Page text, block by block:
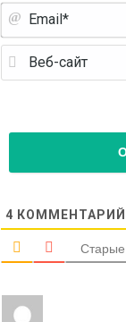
4 КОММЕНТАРИЙ
Старые